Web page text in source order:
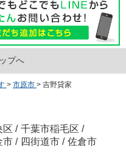
プへ
> 市原市 > 吉野貸家
区 / 千葉市稲毛区 /
市 / 四街道市 / 佐倉市